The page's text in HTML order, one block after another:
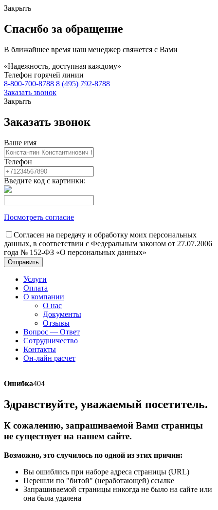
Закрыть
Спасибо за обращение
В ближайшее время наш менеджер свяжется с Вами
«Надежность, доступная каждому»
Телефон горячей линии
8-800-700-8788 8 (495) 792-8788
Заказать звонок
Закрыть
Заказать звонок
Ваше имя
Телефон
Введите код с картинки:
Посмотреть согласие
Согласен на передачу и обработку моих персональных
данных, в соответствии с Федеральным законом от 27.07.2006
года № 152-ФЗ «О персональных данных»
Отправить
Услуги
Оплата
О компании
О нас
Документы
Отзывы
Вопрос — Ответ
Сотрудничество
Контакты
Он-лайн расчет
Ошибка404
Здравствуйте, уважаемый посетитель.
К сожалению, запрашиваемой Вами страницы
не существует на нашем сайте.
Возможно, это случилось по одной из этих причин:
Вы ошиблись при наборе адреса страницы (URL)
Перешли по "битой" (неработающей) ссылке
Запрашиваемой страницы никогда не было на сайте или
она была удалена